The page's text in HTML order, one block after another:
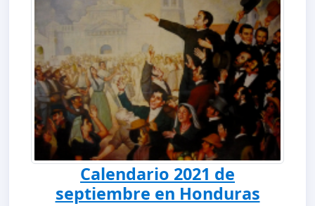
Calendario 2021 de
septiembre en Honduras